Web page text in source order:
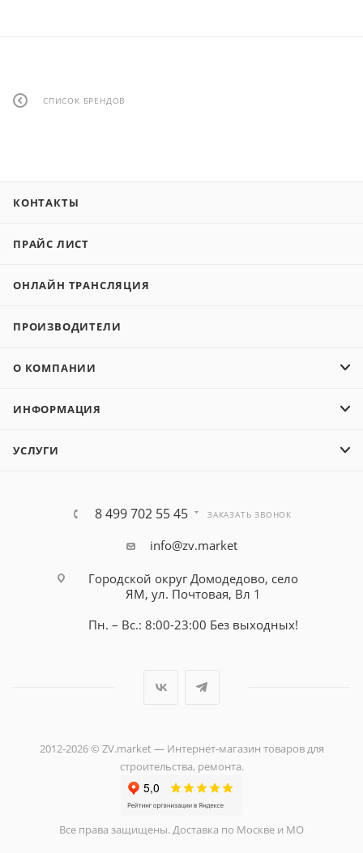
СПИСОК БРЕНДОВ
КОНТАКТЫ
ПРАЙС ЛИСТ
ОНЛАЙН ТРАНСЛЯЦИЯ
ПРОИЗВОДИТЕЛИ
О КОМПАНИИ
ИНФОРМАЦИЯ
УСЛУГИ
8 499 702 55 45 ЗАКАЗАТЬ ЗВОНОК
info@zv.market
Городской округ Домодедово, село
ЯМ, ул. Почтовая, Вл 1
Пн. – Вс.: 8:00-23:00 Без выходных!
2012-2026 © ZV.market — Интернет-магазин товаров для
строительства, ремонта.
Все права защищены. Доставка по Москве и МО